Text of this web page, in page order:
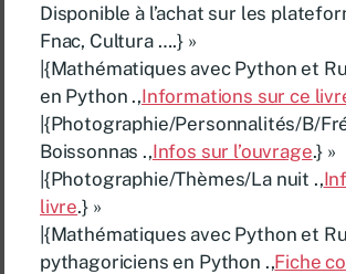
Disponible à l’achat sur les
Fnac, Cultura ….} »
|{Mathématiques avec Python et
en Python .,Informations sur ce
|{Photographie/Personnalités/B/
Boissonnas .,Infos sur l’ouvrage.} »
|{Photographie/Thèmes/La nuit .,
livre.} »
|{Mathématiques avec Python et
pythagoriciens en Python .,Fiche